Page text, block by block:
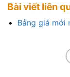
Bài viết liên
Bảng giá mới